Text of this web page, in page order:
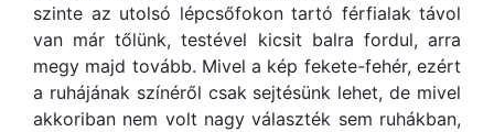
szinte az utolsó lépcsőfokon tartó férfialak távol
van már tőlünk, testével kicsit balra fordul, arra
megy majd tovább. Mivel a kép fekete-fehér, ezért
a ruhájának színéről csak sejtésünk lehet, de mivel
akkoriban nem volt nagy választék sem ruhákban,